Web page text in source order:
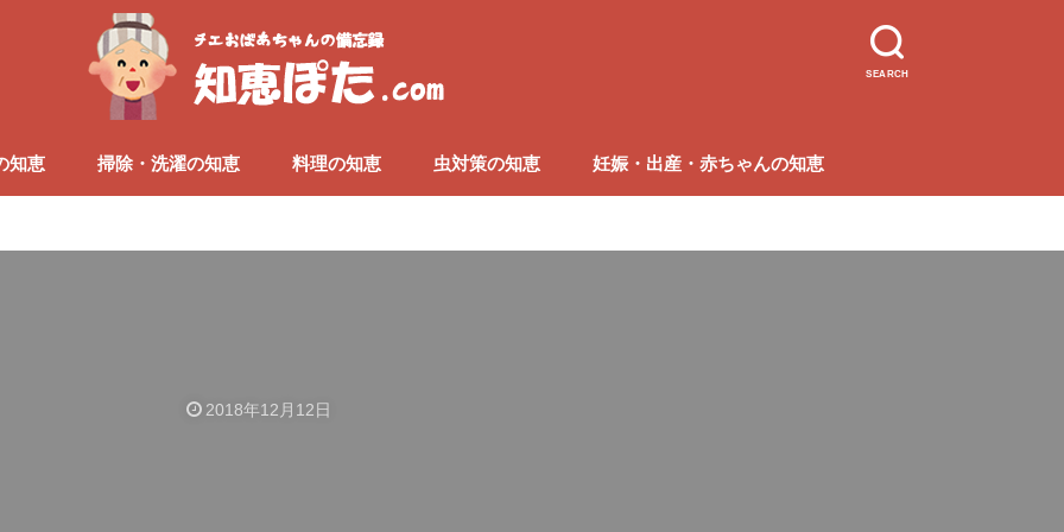
SEARCH
知恵 掃除・洗濯の知恵 料理の知恵 虫対策の知恵 妊娠・出産・赤ちゃんの知恵
2018年12月12日